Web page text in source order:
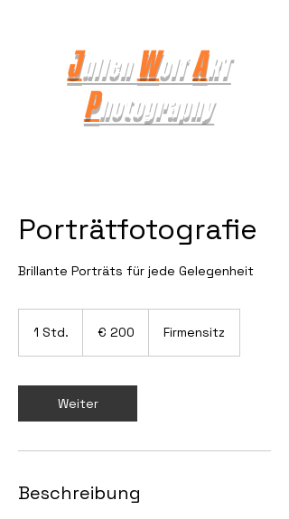
Julien WolfART
Photography
Porträtfotografie
Brillante Porträts für jede Gelegenheit
1 Std.
d
€ 200 Firmensitz
Weiter
Beschreibung